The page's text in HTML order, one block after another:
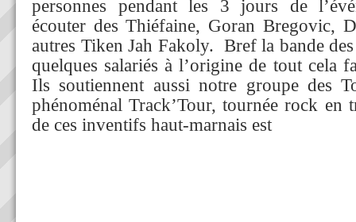
personnes pendant les 3 jours de
écouter des Thiéfaine, Goran Bregovic,
autres Tiken Jah Fakoly. Bref la bande
quelques salariés à l’origine de tout cela
Ils soutiennent aussi notre groupe des
phénoménal Track’Tour, tournée rock en
de ces inventifs haut-marnais est